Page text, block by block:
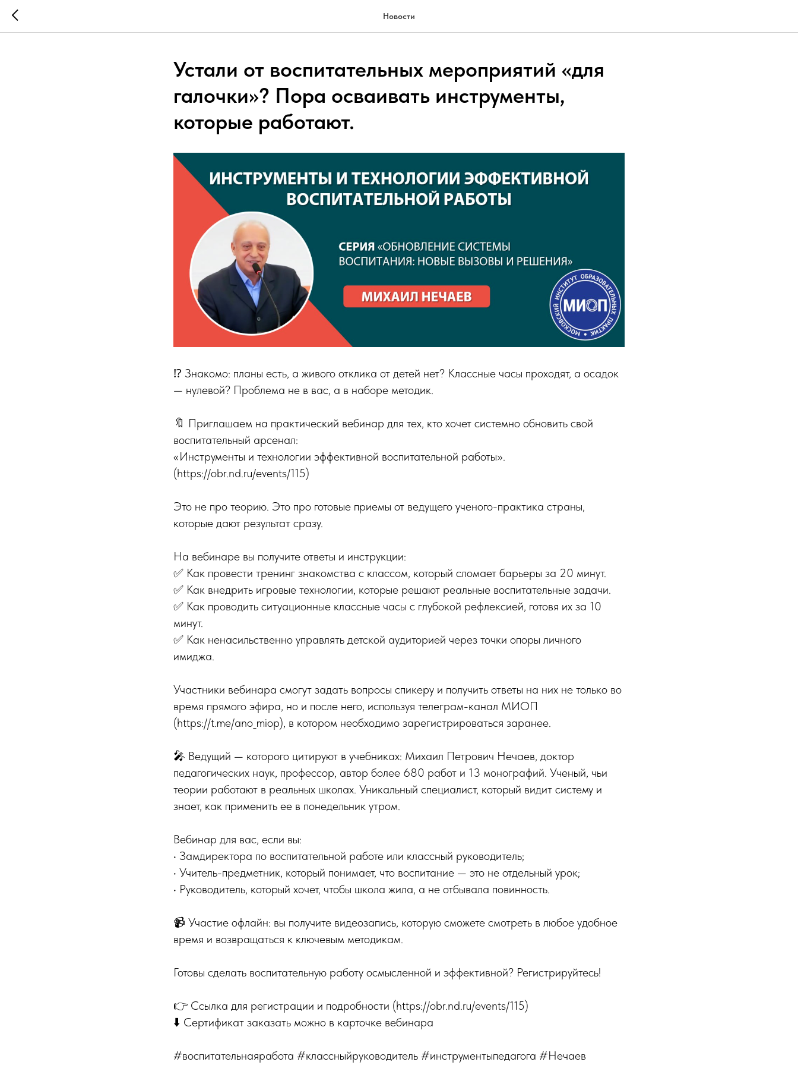
Новости
Устали от воспитательных мероприятий «для
галочки»? Пора осваивать инструменты,
которые работают.
⁉️ Знакомо: планы есть, а живого отклика от детей нет? Классные часы проходят, а осадок
— нулевой? Проблема не в вас, а в наборе методик.
🔖 Приглашаем на практический вебинар для тех, кто хочет системно обновить свой
воспитательный арсенал:
«Инструменты и технологии эффективной воспитательной работы».
(https://obr.nd.ru/events/115)
Это не про теорию. Это про готовые приемы от ведущего ученого-практика страны,
которые дают результат сразу.
На вебинаре вы получите ответы и инструкции:
✅ Как провести тренинг знакомства с классом, который сломает барьеры за 20 минут.
✅ Как внедрить игровые технологии, которые решают реальные воспитательные задачи.
✅ Как проводить ситуационные классные часы с глубокой рефлексией, готовя их за 10
минут.
✅ Как ненасильственно управлять детской аудиторией через точки опоры личного
имиджа.
Участники вебинара смогут задать вопросы спикеру и получить ответы на них не только во
время прямого эфира, но и после него, используя телеграм-канал МИОП
(https://t.me/ano_miop), в котором необходимо зарегистрироваться заранее.
🎤 Ведущий — которого цитируют в учебниках: Михаил Петрович Нечаев, доктор
педагогических наук, профессор, автор более 680 работ и 13 монографий. Ученый, чьи
теории работают в реальных школах. Уникальный специалист, который видит систему и
знает, как применить ее в понедельник утром.
Вебинар для вас, если вы:
• Замдиректора по воспитательной работе или классный руководитель;
• Учитель-предметник, который понимает, что воспитание — это не отдельный урок;
• Руководитель, который хочет, чтобы школа жила, а не отбывала повинность.
📹 Участие офлайн: вы получите видеозапись, которую сможете смотреть в любое удобное
время и возвращаться к ключевым методикам.
Готовы сделать воспитательную работу осмысленной и эффективной? Регистрируйтесь!
👉 Ссылка для регистрации и подробности (https://obr.nd.ru/events/115)
⬇️ Сертификат заказать можно в карточке вебинара
#воспитательнаяработа #классныйруководитель #инструментыпедагога #Нечаев